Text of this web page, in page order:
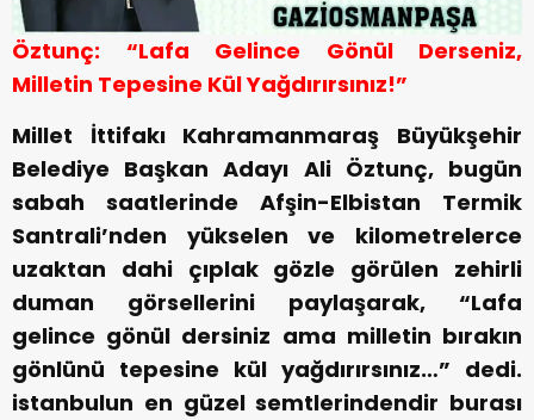
Öztunç: “Lafa Gelince Gönül Derseniz,
Milletin Tepesine Kül Yağdırırsınız!”
Millet İttifakı Kahramanmaraş Büyükşehir
Belediye Başkan Adayı Ali Öztunç, bugün
sabah saatlerinde Afşin-Elbistan Termik
Santrali’nden yükselen ve kilometrelerce
uzaktan dahi çıplak gözle görülen zehirli
duman görsellerini paylaşarak, “Lafa
gelince gönül dersiniz ama milletin bırakın
gönlünü tepesine kül yağdırırsınız…” dedi.
istanbulun en güzel semtlerindendir burası